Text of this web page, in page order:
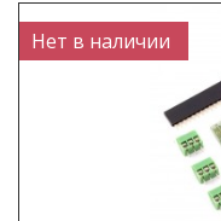
Нет в наличии